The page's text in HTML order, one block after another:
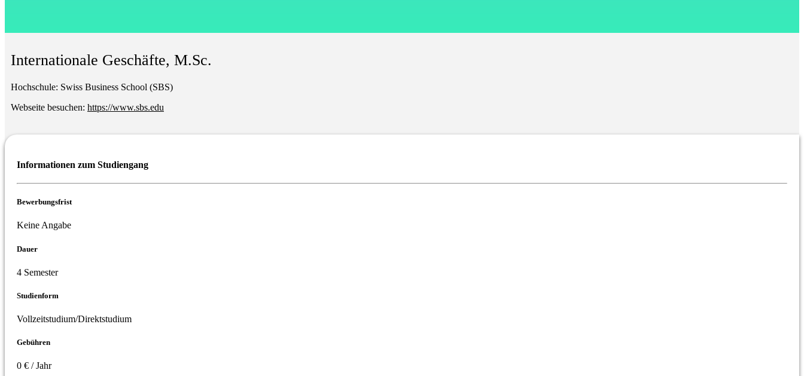
Internationale Geschäfte, M.Sc.
Hochschule: Swiss Business School (SBS)
Webseite besuchen: https://www.sbs.edu
Informationen zum Studiengang
Bewerbungsfrist
Keine Angabe
Dauer
4 Semester
Studienform
Vollzeitstudium/Direktstudium
Gebühren
0 € / Jahr